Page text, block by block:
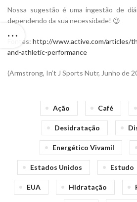
Nossa sugestão é uma ingestão de
dependendo da sua necessidade! 😉
Fontes: http://www.active.com/articles/
and-athletic-performance
(Armstrong, In’t J Sports Nutr, Junho de
Ação Café
Desidratação
Energético Vivamil
Estados Unidos Estudo
EUA Hidratação